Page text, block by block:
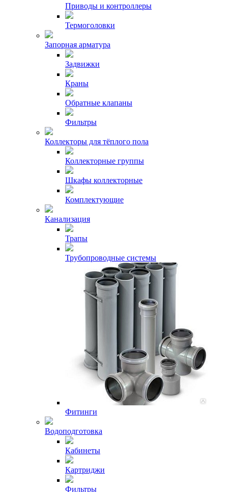
Приводы и контроллеры
Термоголовки
Запорная арматура
Задвижки
Краны
Обратные клапаны
Фильтры
Коллекторы для тёплого пола
Коллекторные группы
Шкафы коллекторные
Комплектующие
Канализация
Трапы
Трубопроводные системы
Фитинги
Водоподготовка
Кабинеты
Картриджи
Фильтры